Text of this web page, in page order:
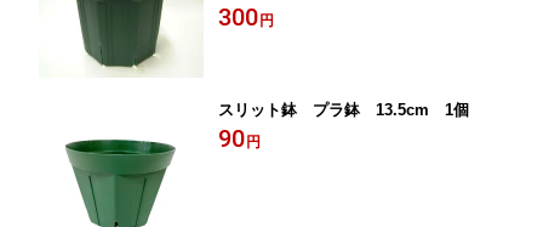
300 円
スリット鉢 プラ鉢 13.5cm 1個
90 円